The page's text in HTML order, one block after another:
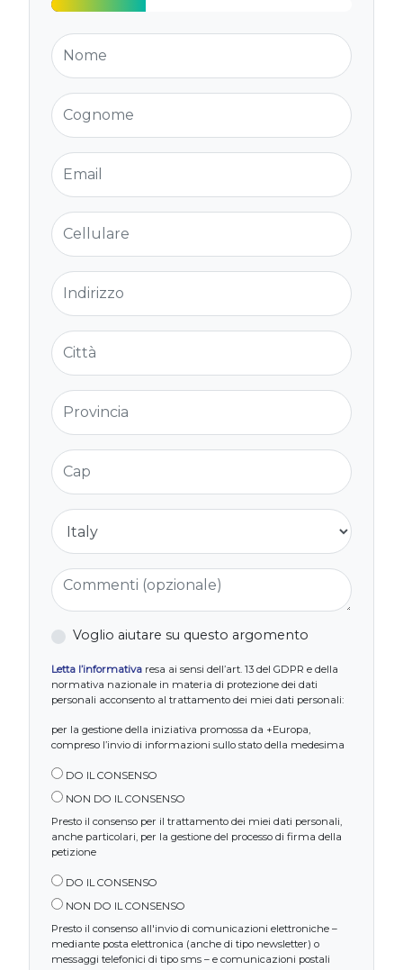
Nome
Cognome
Email
Cellulare
Indirizzo
Città
Provincia
Cap
Nazione
Commenti (opzionale)
Voglio aiutare su questo argomento
Letta l’informativa resa ai sensi dell’art. 13 del GDPR e della
normativa nazionale in materia di protezione dei dati
personali acconsento al trattamento dei miei dati personali:
per la gestione della iniziativa promossa da +Europa,
compreso l’invio di informazioni sullo stato della medesima
DO IL CONSENSO
NON DO IL CONSENSO
Presto il consenso per il trattamento dei miei dati personali,
anche particolari, per la gestione del processo di firma della
petizione
DO IL CONSENSO
NON DO IL CONSENSO
Presto il consenso all'invio di comunicazioni elettroniche –
mediante posta elettronica (anche di tipo newsletter) o
messaggi telefonici di tipo sms – e comunicazioni postali